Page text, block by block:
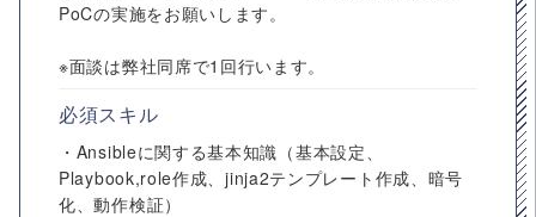
PoCの実施をお願いします。
※面談は弊社同席で1回行います。
必須スキル
・Ansibleに関する基本知識（基本設定、
Playbook,role作成、jinja2テンプレート作成、暗号
化、動作検証）